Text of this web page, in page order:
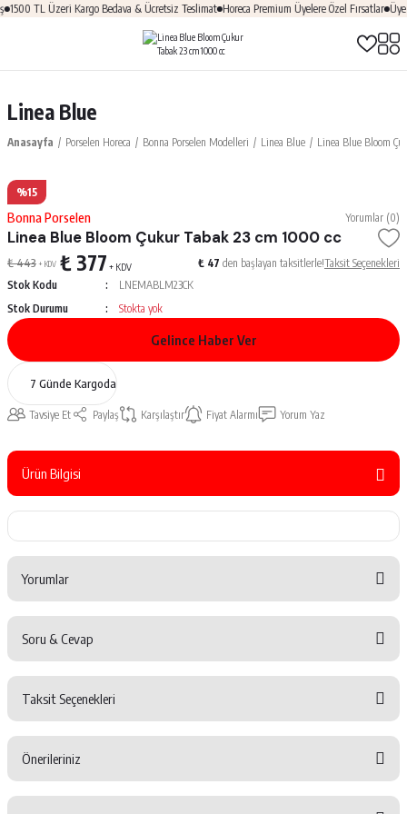
1500 TL Üzeri Kargo Bedava & Ücretsiz Teslimat Horeca Premium Üyelere Özel Fırsatlar Üye
Linea Blue
Anasayfa Porselen Horeca Bonna Porselen Modelleri Linea Blue Linea Blue Bloom
%15
Bonna Porselen Yorumlar (0)
Linea Blue Bloom Çukur Tabak 23 cm 1000 cc
₺ 443 + KDV ₺ 377 + KDV ₺ 47 den başlayan taksitlerle!Taksit Seçenekleri
Stok Kodu
LNEMABLM23CK
Stok Durumu
Stokta yok
Gelince Haber Ver
7 Günde Kargoda
Tavsiye Et Paylaş Karşılaştır Fiyat Alarmı Yorum Yaz
Ürün Bilgisi
Yorumlar
Yorum Yaz
Soru & Cevap
Soru Sor
Taksit Seçenekleri
Önerileriniz